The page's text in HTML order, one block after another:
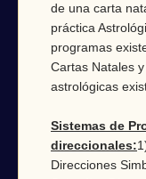
de una carta
práctica
programas
Cartas Natales
astrológicas
Sistemas de
direccionales:
Direcciones